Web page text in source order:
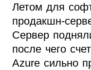
Летом для
продакшн-
Сервер
после чего
Azure сильно